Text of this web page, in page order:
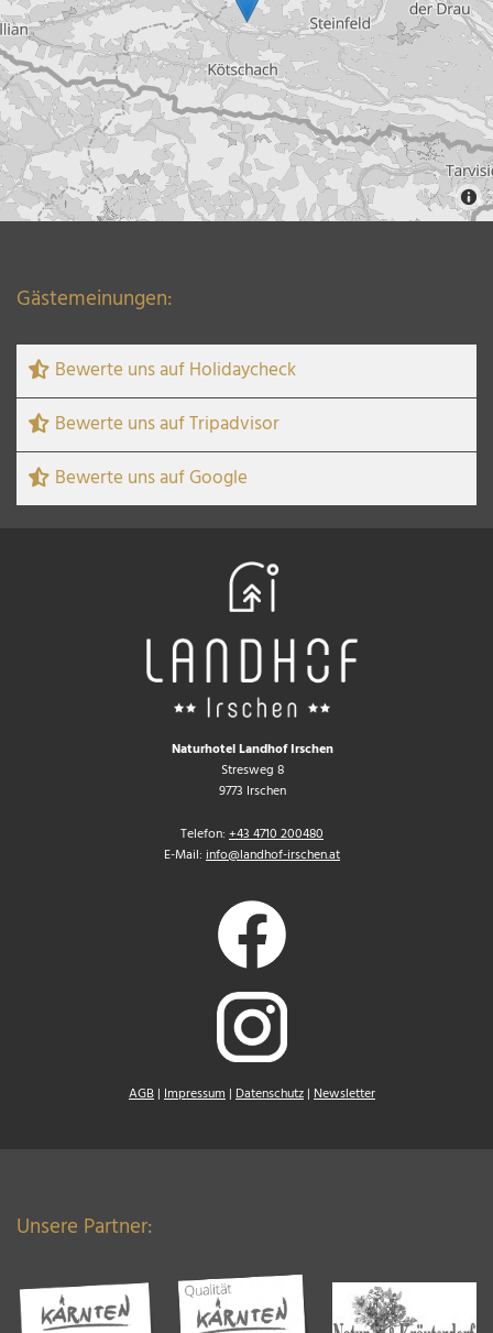
Gästemeinungen:
Bewerte uns auf Holidaycheck
Bewerte uns auf Tripadvisor
Bewerte uns auf Google
Naturhotel Landhof Irschen
Stresweg 8
9773 Irschen
Telefon: +43 4710 200480
E-Mail: info@landhof-irschen.at
AGB | Impressum | Datenschutz | Newsletter
Unsere Partner: